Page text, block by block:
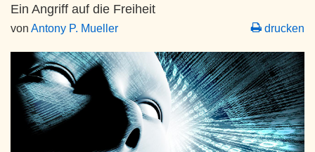
Ein Angriff auf die Freiheit
von Antony P. Mueller drucken